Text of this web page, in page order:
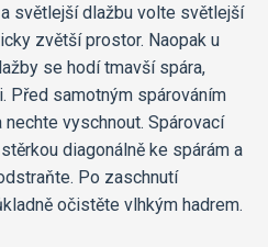
světlejší dlažbu volte světlejší
zvětší prostor. Naopak u
se hodí tmavší spára,
Před samotným spárováním
vyschnout. Spárovací
diagonálně ke spárám a
Po zaschnutí
očistěte vlhkým hadrem.